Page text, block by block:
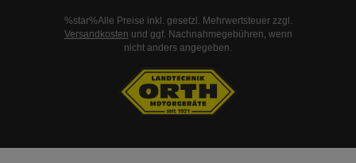
%star%Alle Preise inkl. gesetzl. Mehrwertsteuer zzgl.
Versandkosten und ggf. Nachnahmegebühren, wenn
nicht anders angegeben.